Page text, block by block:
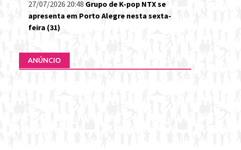
27/07/2026 20:48 Grupo de K-pop NTX se
apresenta em Porto Alegre nesta sexta-
feira (31)
ANÚNCIO